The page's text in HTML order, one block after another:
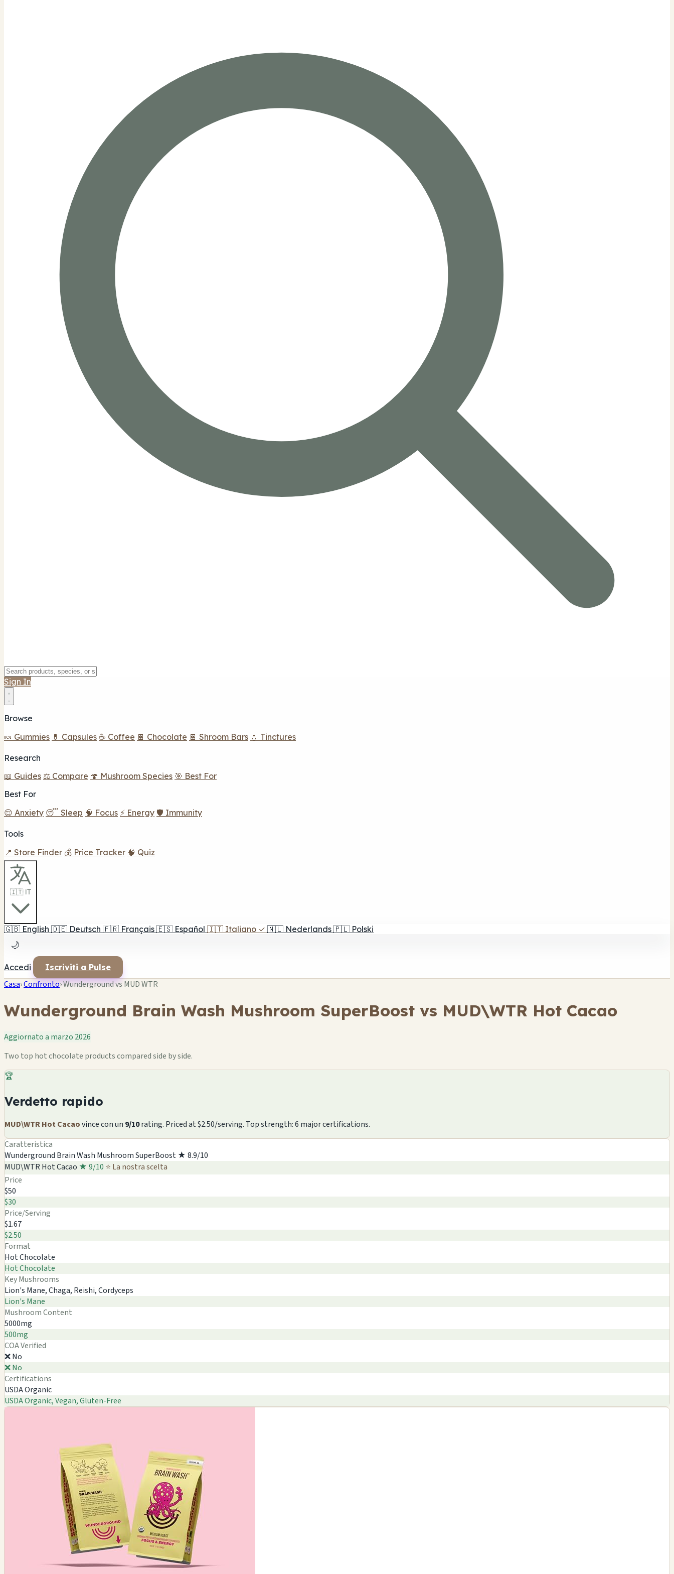
Sign In
Browse
🍬 Gummies 💊 Capsules ☕ Coffee 🍫 Chocolate 🍫 Shroom Bars 💧 Tinctures
Research
📖 Guides ⚖️ Compare 🍄 Mushroom Species 🎯 Best For
Best For
😌 Anxiety 😴 Sleep 🧠 Focus ⚡ Energy 🛡️ Immunity
Tools
📍 Store Finder 💰 Price Tracker 🧠 Quiz
🇮🇹 IT
🇬🇧 English 🇩🇪 Deutsch 🇫🇷 Français 🇪🇸 Español 🇮🇹 Italiano ✓ 🇳🇱 Nederlands 🇵🇱 Polski
🌙
Accedi Iscriviti a Pulse
Casa›Confronto›Wunderground vs MUD WTR
Wunderground Brain Wash Mushroom SuperBoost vs MUD\WTR Hot Cacao
Aggiornato a marzo 2026
Two top hot chocolate products compared side by side.
🏆
Verdetto rapido
MUD\WTR Hot Cacaovince con un 9/10rating. Priced at $2.50/serving. Top strength: 6 major certifications.
Caratteristica
Wunderground Brain Wash Mushroom SuperBoost ★ 8.9/10
MUD\WTR Hot Cacao ★ 9/10 ⭐ La nostra scelta
Price
$50
$30
Price/Serving
$1.67
$2.50
Format
Hot Chocolate
Hot Chocolate
Key Mushrooms
Lion's Mane, Chaga, Reishi, Cordyceps
Lion's Mane
Mushroom Content
5000mg
500mg
COA Verified
❌ No
❌ No
Certifications
USDA Organic
USDA Organic, Vegan, Gluten-Free